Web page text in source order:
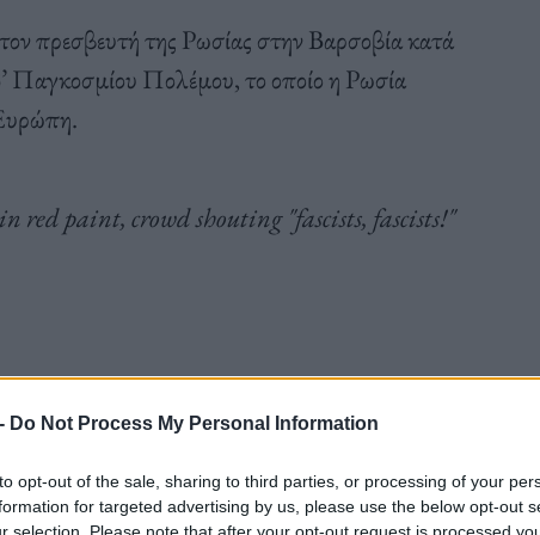
Do Not Process My Personal Information
opt-out of the sale, sharing to third parties, or processing of your
for targeted advertising by us, please use the below opt-out
πρεσβευτή της Ρωσίας στην Βαρσοβία κατά
Παγκοσμίου Πολέμου, το οποίο η Ρωσία
red paint, crowd shouting "fascists, fascists!"